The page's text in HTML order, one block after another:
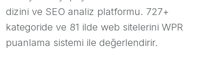
dizini ve SEO analiz platformu. 727+
kategoride ve 81 ilde web sitelerini WPR
puanlama sistemi ile değerlendirir.